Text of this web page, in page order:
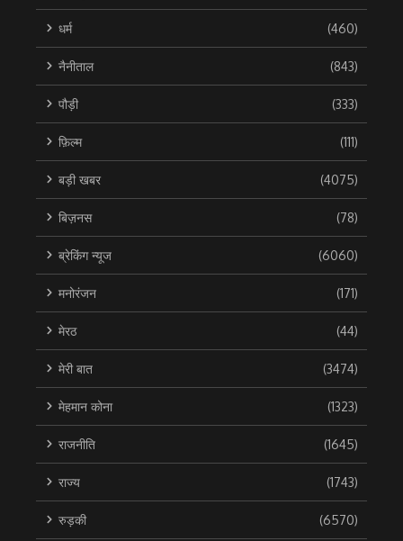
धर्म (460)
नैनीताल (843)
पौड़ी (333)
फ़िल्म (111)
बड़ी खबर (4075)
बिज़नस (78)
ब्रेकिंग न्यूज (6060)
मनोरंजन (171)
मेरठ (44)
मेरी बात (3474)
मेहमान कोना (1323)
राजनीति (1645)
राज्य (1743)
रुड़की (6570)